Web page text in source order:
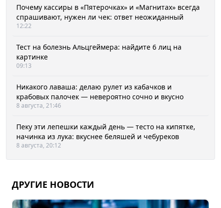
Почему кассиры в «Пятерочках» и «Магнитах» всегда
спрашивают, нужен ли чек: ответ неожиданный
12:22
Тест на болезнь Альцгеймера: найдите 6 лиц на
картинке
09:13
Никакого лаваша: делаю рулет из кабачков и
крабовых палочек — невероятно сочно и вкусно
8 августа, 21:46
Пеку эти лепешки каждый день — тесто на кипятке,
начинка из лука: вкуснее беляшей и чебуреков
8 августа, 20:12
ДРУГИЕ НОВОСТИ